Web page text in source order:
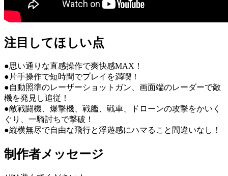
注目してほしい点
●思い通りな直感操作で爽快感MAX！
●片手操作で短時間でプレイを満喫！
●自動照準のレーザーショットガン、画面端のレーダーで敵
機を発見し追従！
●敵戦闘機、爆撃機、戦艦、戦車、ドローンの攻撃をかいく
ぐり、一騎討ちで撃破！
●縦横無尽で自由な飛行と浮遊感にハマること間違いなし！
制作者メッセージ